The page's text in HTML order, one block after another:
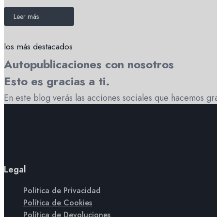
Leer más
los más destacados
Autopublicaciones con nosotros
Esto es gracias a ti.
En este blog verás las acciones sociales que hacemos
Legal
Politica de Privacidad
Política de Cookies
Política de Devoluciones